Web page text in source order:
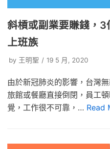
斜槓或副業要賺錢，
上班族
by 王明聖 19 5 月, 2020
由於新冠肺炎的影響，台灣
旅館或餐廳直接倒閉，員工
覺，工作很不可靠，… Read